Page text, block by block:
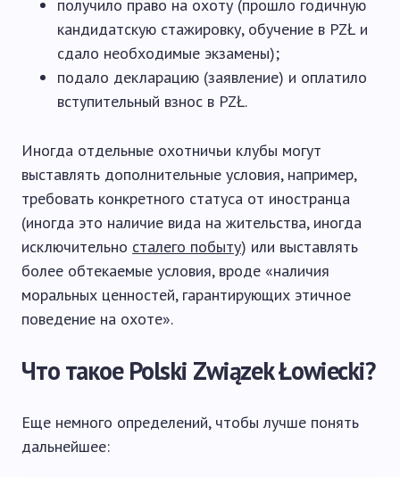
получило право на охоту (прошло годичную
кандидатскую стажировку, обучение в PZŁ и
сдало необходимые экзамены);
подало декларацию (заявление) и оплатило
вступительный взнос в PZŁ.
Иногда отдельные охотничьи клубы могут
выставлять дополнительные условия, например,
требовать конкретного статуса от иностранца
(иногда это наличие вида на жительства, иногда
исключительно сталего побыту) или выставлять
более обтекаемые условия, вроде «наличия
моральных ценностей, гарантирующих этичное
поведение на охоте».
Что такое Polski Związek Łowiecki?
Еще немного определений, чтобы лучше понять
дальнейшее: